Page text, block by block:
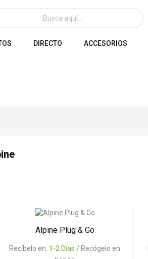
DIRECTO ACCESORIOS
Alpine Plug & Go
Recíbelo en: 1-2 Días/ Recógelo en